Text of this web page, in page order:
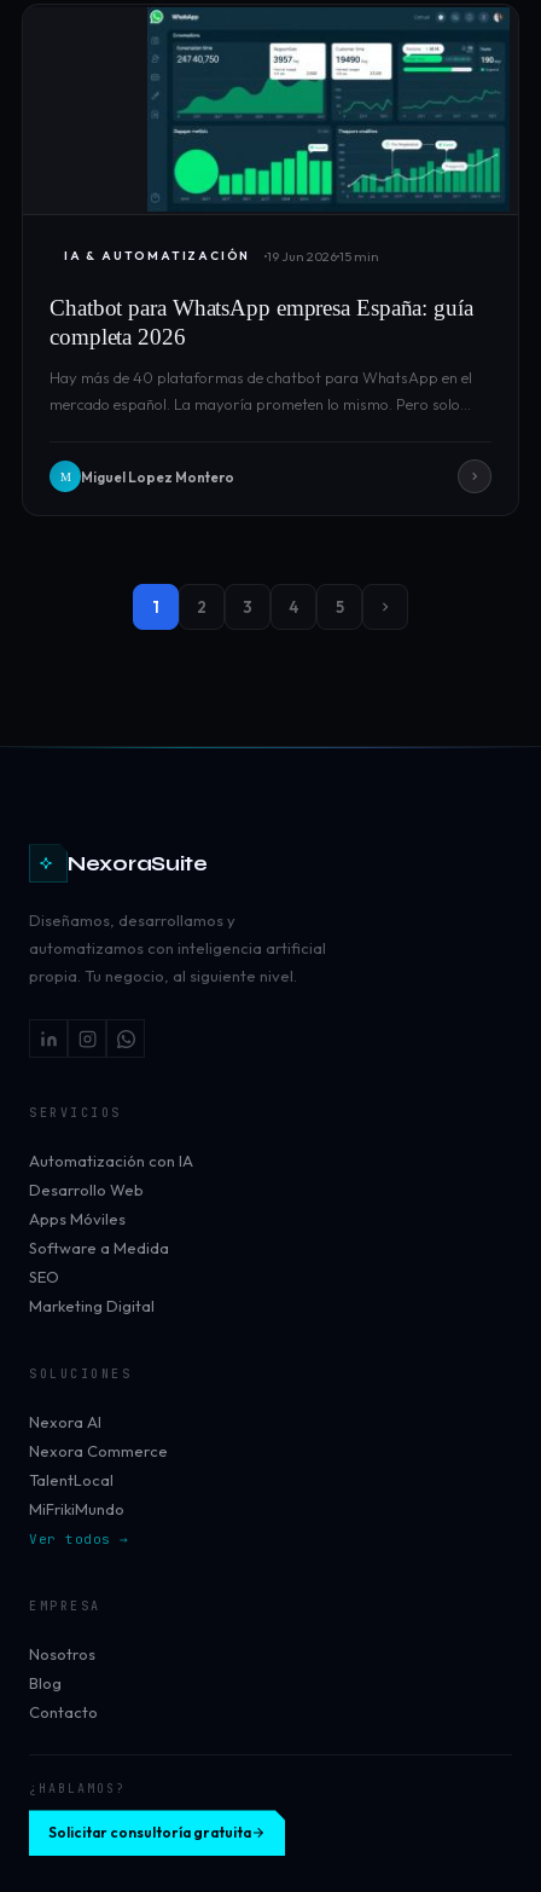
IA & AUTOMATIZACIÓN 19 Jun 202615 min
Chatbot para WhatsApp empresa España: guía
completa 2026
Hay más de 40 plataformas de chatbot para WhatsApp en el
mercado español. La mayoría prometen lo mismo. Pero solo…
M Miguel Lopez Montero
1 2 3 4 5
NexoraSuite
Diseñamos, desarrollamos y
automatizamos con inteligencia artificial
propia. Tu negocio, al siguiente nivel.
SERVICIOS
Automatización con IA
Desarrollo Web
Apps Móviles
Software a Medida
SEO
Marketing Digital
SOLUCIONES
Nexora AI
Nexora Commerce
TalentLocal
MiFrikiMundo
Ver todos →
EMPRESA
Nosotros
Blog
Contacto
¿HABLAMOS?
Solicitar consultoría gratuita